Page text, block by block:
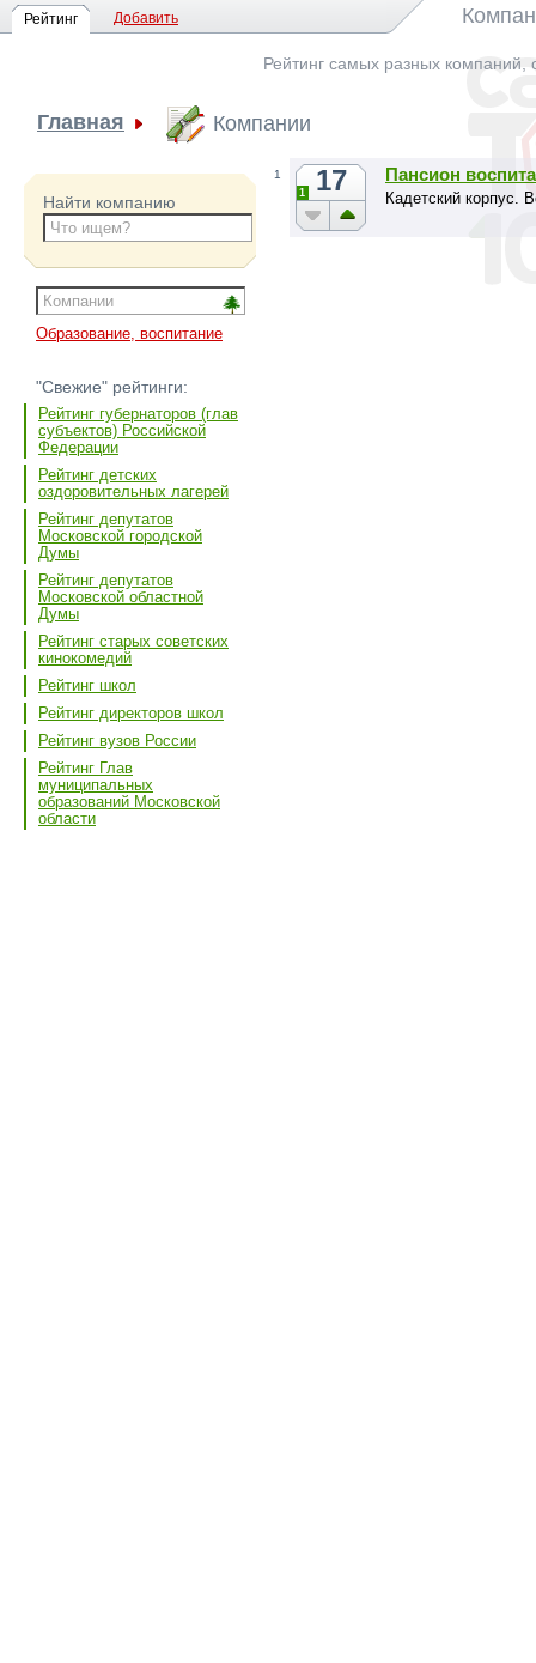
Рейтинг Добавить
Рейтинг самых разных компаний,
Главная Компании
Найти компанию
Образование, воспитание
"Свежие" рейтинги:
Рейтинг губернаторов (глав
субъектов) Российской
Федерации
Рейтинг детских
оздоровительных лагерей
Рейтинг депутатов
Московской городской
Думы
Рейтинг депутатов
Московской областной
Думы
Рейтинг старых советских
кинокомедий
Рейтинг школ
Рейтинг директоров школ
Рейтинг вузов России
Рейтинг Глав
муниципальных
образований Московской
области
1 17
1
Пансион
Кадетский корпус.